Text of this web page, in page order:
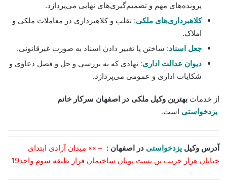
پرونده‌های مهم و تصمیم‌گیری‌های نهایی می‌پردازد.
کلاهبرداری‌های ملکی: تقلب و کلاهبرداری در معاملات ملکی و
املاک.
جعل اسناد: ساختن یا تغییر دادن اسناد به صورت غیرقانونی.
دیوان عدالت اداری: نهادی که به بررسی و حل و فصل دعاوی و
شکایات اداری و عمومی می‌پردازد.
از خدمات بهترین وکیل ملکی در اصفهان سرکار خانم
یزدخواستی است.
آدرس وکیل یزدخواستی در اصفهان : – »» میدان آزادی ابتدای
خیابان هزار جریب بن بست پویان ساختمان فراز طبقه سوم واحد19